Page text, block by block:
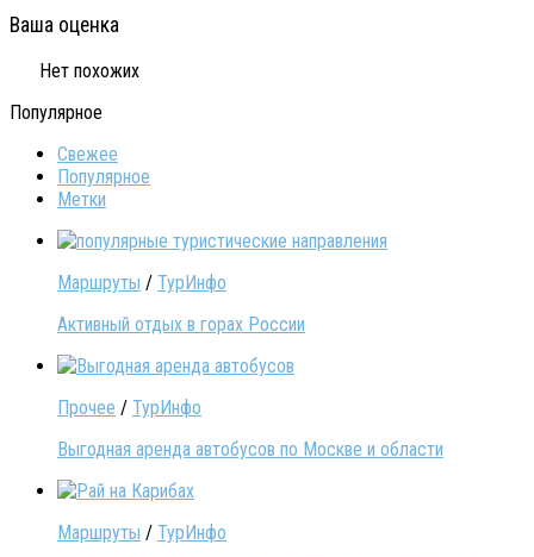
Ваша оценка
Нет похожих
Популярное
Свежее
Популярное
Метки
Маршруты / ТурИнфо
Активный отдых в горах России
Прочее / ТурИнфо
Выгодная аренда автобусов по Москве и области
Маршруты / ТурИнфо